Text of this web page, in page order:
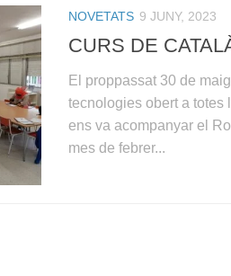
NOVETATS 9 JUNY, 2023
CURS DE
El proppassat 30 de
tecnologies obert a totes
ens va acompanyar el
mes de febrer...